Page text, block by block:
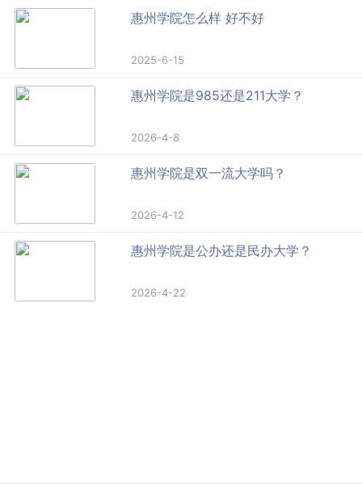
惠州学院怎么样 好不好
2025-6-15
惠州学院是985还是211大学？
2026-4-8
惠州学院是双一流大学吗？
2026-4-12
惠州学院是公办还是民办大学？
2026-4-22